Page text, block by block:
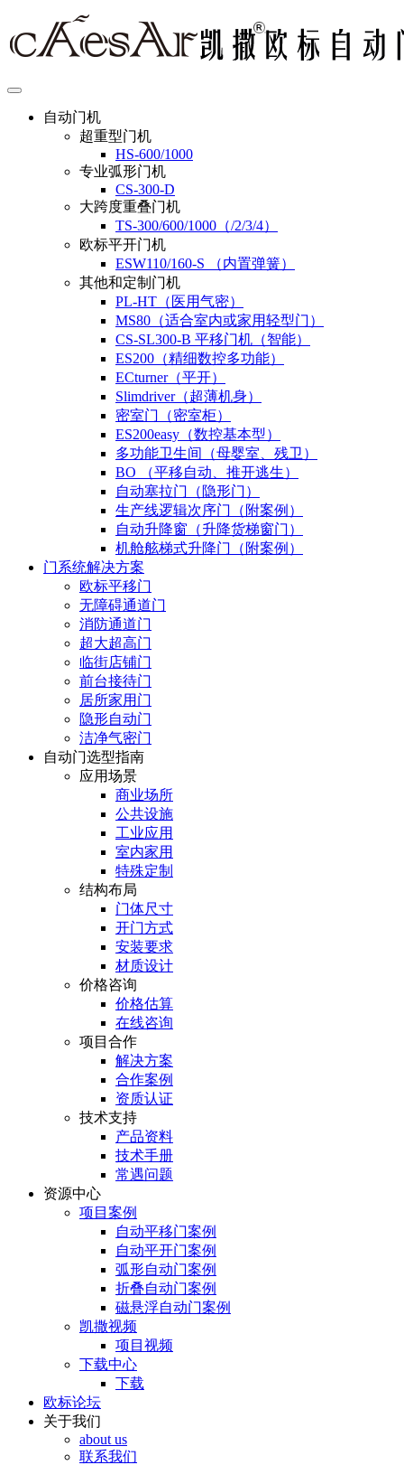
自动门机
超重型门机
HS-600/1000
专业弧形门机
CS-300-D
大跨度重叠门机
TS-300/600/1000（/2/3/4）
欧标平开门机
ESW110/160-S （内置弹簧）
其他和定制门机
PL-HT（医用气密）
MS80（适合室内或家用轻型门）
CS-SL300-B 平移门机（智能）
ES200（精细数控多功能）
ECturner（平开）
Slimdriver（超薄机身）
密室门（密室柜）
ES200easy（数控基本型）
多功能卫生间（母婴室、残卫）
BO （平移自动、推开逃生）
自动塞拉门（隐形门）
生产线逻辑次序门（附案例）
自动升降窗（升降货梯窗门）
机舱舷梯式升降门（附案例）
门系统解决方案
欧标平移门
无障碍通道门
消防通道门
超大超高门
临街店铺门
前台接待门
居所家用门
隐形自动门
洁净气密门
自动门选型指南
应用场景
商业场所
公共设施
工业应用
室内家用
特殊定制
结构布局
门体尺寸
开门方式
安装要求
材质设计
价格咨询
价格估算
在线咨询
项目合作
解决方案
合作案例
资质认证
技术支持
产品资料
技术手册
常遇问题
资源中心
项目案例
自动平移门案例
自动平开门案例
弧形自动门案例
折叠自动门案例
磁悬浮自动门案例
凯撒视频
项目视频
下载中心
下载
欧标论坛
关于我们
about us
联系我们